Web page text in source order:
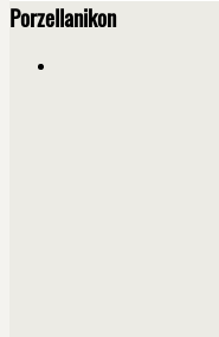
Porzellanikon